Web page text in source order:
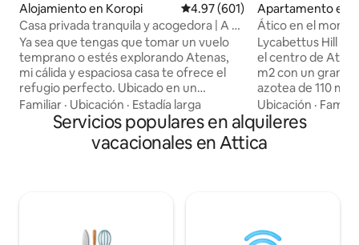
Alojamiento en Koropi Calificación promedio: 4.97 de
4.97 (601)
Casa privada tranquila y acogedora | A 10
minutos del aeropuerto
Ya sea que tengas que tomar un vuelo
temprano o estés explorando Atenas,
mi cálida y espaciosa casa te ofrece el
refugio perfecto. Ubicado en un
vecindario tranquilo, puedes relajarte
por completo mientras te mantienes
conectado con todo. A 10 minutos en
auto del aeropuerto de Atenas y a 5
asistentes a la exposición que buscan
Familiar · Ubicación · Estadía larga
Apartamento en
oi
Ático en el monte
azotea
Lycabettus Hill
el centro de Atenas. Es un ático
m2 con un gran
azotea de 110 m2
conectado
ático está en
diseño excelente.
ciudad, no en
de la colina, la
Ubicación ·
Servicios populares en alquileres
vacacionales en Attica